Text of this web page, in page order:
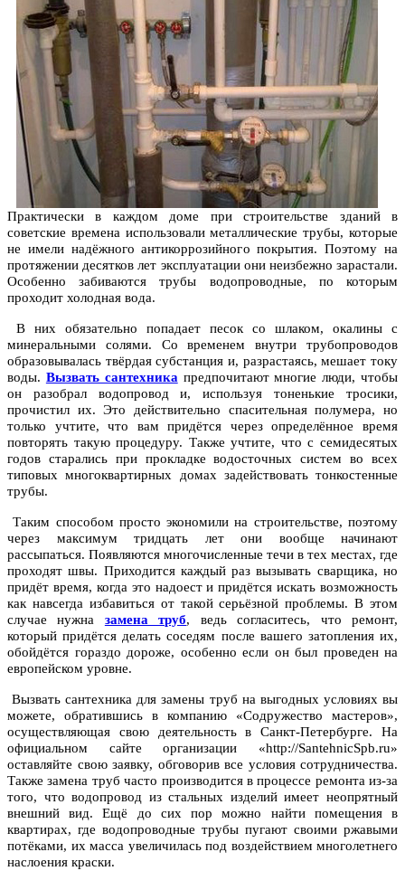
Практически в каждом доме при строительстве зданий в
советские времена использовали металлические трубы, которые
не имели надёжного антикоррозийного покрытия. Поэтому на
протяжении десятков лет эксплуатации они неизбежно зарастали.
Особенно забиваются трубы водопроводные, по которым
проходит холодная вода.
В них обязательно попадает песок со шлаком, окалины с
минеральными солями. Со временем внутри трубопроводов
образовывалась твёрдая субстанция и, разрастаясь, мешает току
воды. Вызвать сантехникапредпочитают многие люди, чтобы
он разобрал водопровод и, используя тоненькие тросики,
прочистил их. Это действительно спасительная полумера, но
только учтите, что вам придётся через определённое время
повторять такую процедуру. Также учтите, что с семидесятых
годов старались при прокладке водосточных систем во всех
типовых многоквартирных домах задействовать тонкостенные
трубы.
Таким способом просто экономили на строительстве, поэтому
через максимум тридцать лет они вообще начинают
рассыпаться. Появляются многочисленные течи в тех местах, где
проходят швы. Приходится каждый раз вызывать сварщика, но
придёт время, когда это надоест и придётся искать возможность
как навсегда избавиться от такой серьёзной проблемы. В этом
случае нужна замена труб, ведь согласитесь, что ремонт,
который придётся делать соседям после вашего затопления их,
обойдётся гораздо дороже, особенно если он был проведен на
европейском уровне.
Вызвать сантехника для замены труб на выгодных условиях вы
можете, обратившись в компанию «Содружество мастеров»,
осуществляющая свою деятельность в Санкт-Петербурге. На
официальном сайте организации «http://SantehnicSpb.ru»
оставляйте свою заявку, обговорив все условия сотрудничества.
Также замена труб часто производится в процессе ремонта из-за
того, что водопровод из стальных изделий имеет неопрятный
внешний вид. Ещё до сих пор можно найти помещения в
квартирах, где водопроводные трубы пугают своими ржавыми
потёками, их масса увеличилась под воздействием многолетнего
наслоения краски.